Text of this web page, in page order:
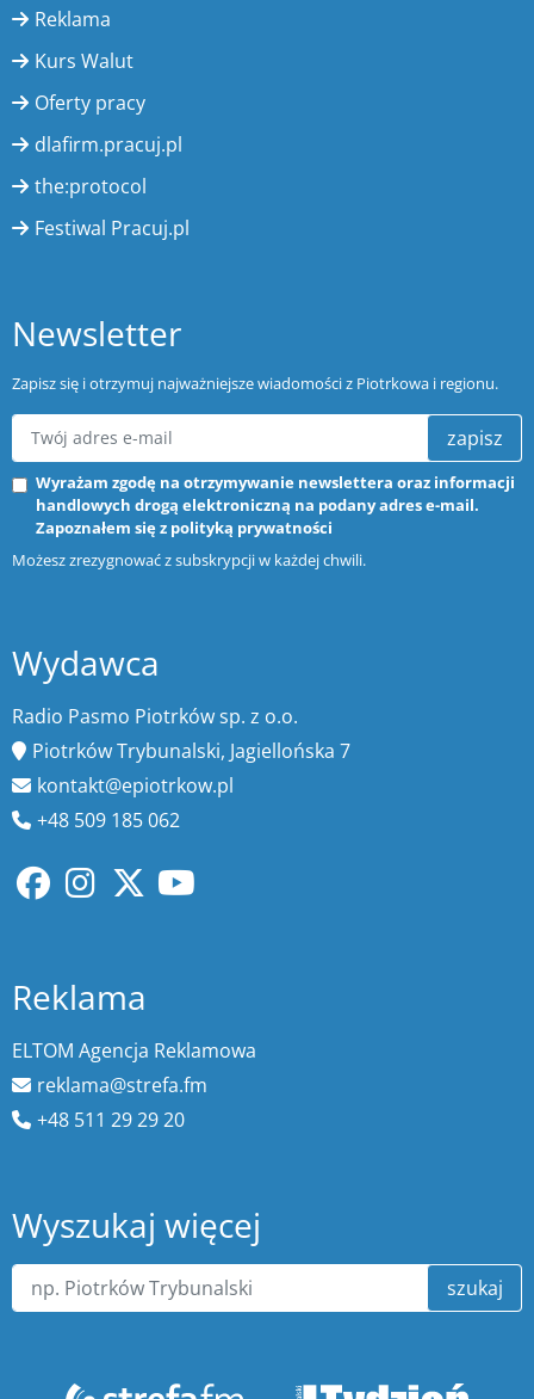
Reklama
Kurs Walut
Oferty pracy
dlafirm.pracuj.pl
the:protocol
Festiwal Pracuj.pl
Newsletter
Zapisz się i otrzymuj najważniejsze wiadomości z Piotrkowa i regionu.
zapisz
Wyrażam zgodę na otrzymywanie newslettera oraz informacji
handlowych drogą elektroniczną na podany adres e-mail.
Zapoznałem się z polityką prywatności
Możesz zrezygnować z subskrypcji w każdej chwili.
Wydawca
Radio Pasmo Piotrków sp. z o.o.
Piotrków Trybunalski, Jagiellońska 7
kontakt@epiotrkow.pl
+48 509 185 062
Reklama
ELTOM Agencja Reklamowa
reklama@strefa.fm
+48 511 29 29 20
Wyszukaj więcej
szukaj